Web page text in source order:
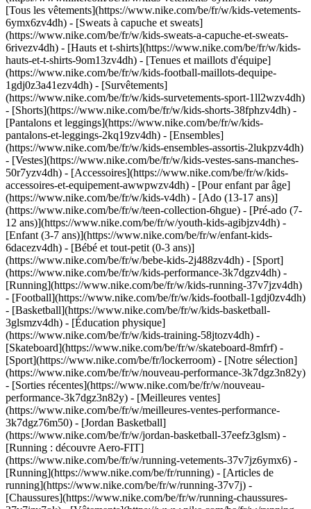
[Tous les vêtements](https://www.nike.com/be/fr/w/kids-vetements-
6ymx6zv4dh) - [Sweats à capuche et sweats]
(https://www.nike.com/be/fr/w/kids-sweats-a-capuche-et-sweats-
6rivezv4dh) - [Hauts et t-shirts](https://www.nike.com/be/fr/w/kids-
hauts-et-t-shirts-9om13zv4dh) - [Tenues et maillots d'équipe]
(https://www.nike.com/be/fr/w/kids-football-maillots-dequipe-
1gdj0z3a41ezv4dh) - [Survêtements]
(https://www.nike.com/be/fr/w/kids-survetements-sport-1ll2wzv4dh)
- [Shorts](https://www.nike.com/be/fr/w/kids-shorts-38fphzv4dh) -
[Pantalons et leggings](https://www.nike.com/be/fr/w/kids-
pantalons-et-leggings-2kq19zv4dh) - [Ensembles]
(https://www.nike.com/be/fr/w/kids-ensembles-assortis-2lukpzv4dh)
- [Vestes](https://www.nike.com/be/fr/w/kids-vestes-sans-manches-
50r7yzv4dh) - [Accessoires](https://www.nike.com/be/fr/w/kids-
accessoires-et-equipement-awwpwzv4dh) - [Pour enfant par âge]
(https://www.nike.com/be/fr/w/kids-v4dh) - [Ado (13-17 ans)]
(https://www.nike.com/be/fr/w/teen-collection-6hgue) - [Pré-ado (7-
12 ans)](https://www.nike.com/be/fr/w/youth-kids-agibjzv4dh) -
[Enfant (3-7 ans)](https://www.nike.com/be/fr/w/enfant-kids-
6dacezv4dh) - [Bébé et tout-petit (0-3 ans)]
(https://www.nike.com/be/fr/w/bebe-kids-2j488zv4dh) - [Sport]
(https://www.nike.com/be/fr/w/kids-performance-3k7dgzv4dh) -
[Running](https://www.nike.com/be/fr/w/kids-running-37v7jzv4dh)
- [Football](https://www.nike.com/be/fr/w/kids-football-1gdj0zv4dh)
- [Basketball](https://www.nike.com/be/fr/w/kids-basketball-
3glsmzv4dh) - [Éducation physique]
(https://www.nike.com/be/fr/w/kids-training-58jtozv4dh) -
[Skateboard](https://www.nike.com/be/fr/w/skateboard-8mfrf) -
[Sport](https://www.nike.com/be/fr/lockerroom) - [Notre sélection]
(https://www.nike.com/be/fr/w/nouveau-performance-3k7dgz3n82y)
- [Sorties récentes](https://www.nike.com/be/fr/w/nouveau-
performance-3k7dgz3n82y) - [Meilleures ventes]
(https://www.nike.com/be/fr/w/meilleures-ventes-performance-
3k7dgz76m50) - [Jordan Basketball]
(https://www.nike.com/be/fr/w/jordan-basketball-37eefz3glsm) -
[Running : découvre Aero-FIT]
(https://www.nike.com/be/fr/w/running-vetements-37v7jz6ymx6) -
[Running](https://www.nike.com/be/fr/running) - [Articles de
running](https://www.nike.com/be/fr/w/running-37v7j) -
[Chaussures](https://www.nike.com/be/fr/w/running-chaussures-